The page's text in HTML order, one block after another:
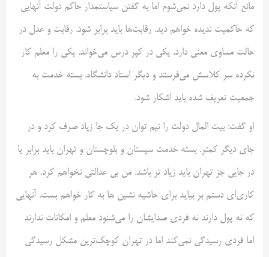
مانع آنکه پول دارد نمی‌شوم اما به گفتن سیاستمدار حاکم دولت آنهایی
که حاکمیت ندیده خواهم دید. رقابت‌ها باید برابر شود. رقابت و عدل در
حالت مساوی معنی دارد. یکی در کپر درس می‌خواند. یکی را معلم کار
نکرده سر کلاسش می‌فرستد و دیگر استاد دانشگاه. بسته خدمت به
جمعیت تعریف شده باید اشکار شود.
او گفت: بیت المال دولت را نیم توان در یک جا زیاد صرف کرد و در
جای دیگر کمتر. بسته خدمت سیستان و بلوچستان و تهران باید برابر یا
در جایی جز تهران باید زیاد تر باشد. من بی عدالتی نخواهم کرد. هر
کاری‌ای دستم بر بیاید برای حاشیه نشین ها به کار خواهم بست. آنهایی
که نه پول دارند نه فردی صدایشان را می‌شنود معلم و امکانات ندارند
اما فردی رسیدگی نمی‌کند اما در تهران کوچک‌ترین مشکل رسیدگی